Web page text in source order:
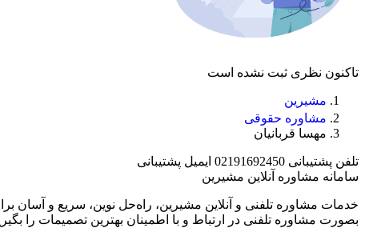
تاکنون نظری ثبت نشده است
مشیرین
مشاوره حقوقی
مهسا قربانیان
تلفن پشتیبانی 02191692450 ایمیل پشتیبانی
سامانه مشاوره آنلاین مشیرین
خدمات مشاوره تلفنی و آنلاین مشیرین، راه‌‌حل نوین، سریع و آسان
بصورت مشاوره تلفنی در ارتباط و با اطمینان بهترین تصمیمات را